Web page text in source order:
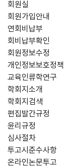
회원실
회원가입안내
연회비납부
회비납부확인
회원정보수정
개인정보보호정책
교육인류학연구
학회지소개
학회지검색
편집발간규정
윤리규정
심사절차
투고시준수사항
온라인논문투고